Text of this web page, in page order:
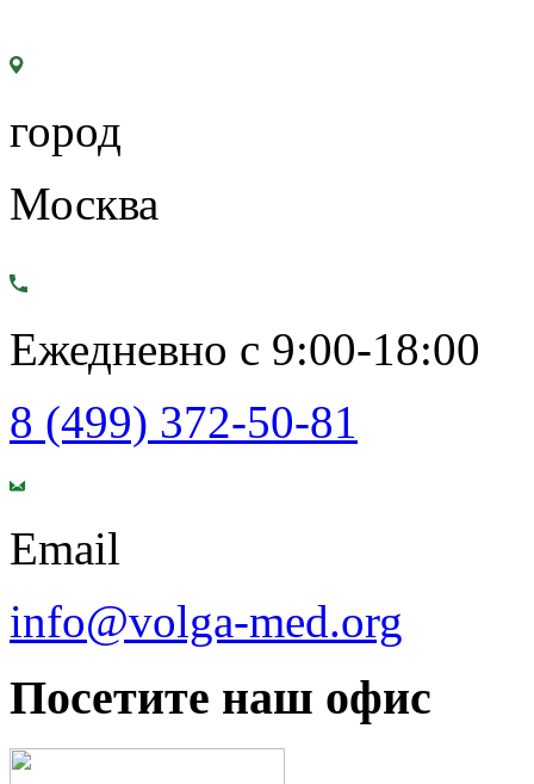
город
Москва
Ежедневно с 9:00-18:00
8 (499) 372-50-81
Email
info@volga-med.org
Посетите наш офис